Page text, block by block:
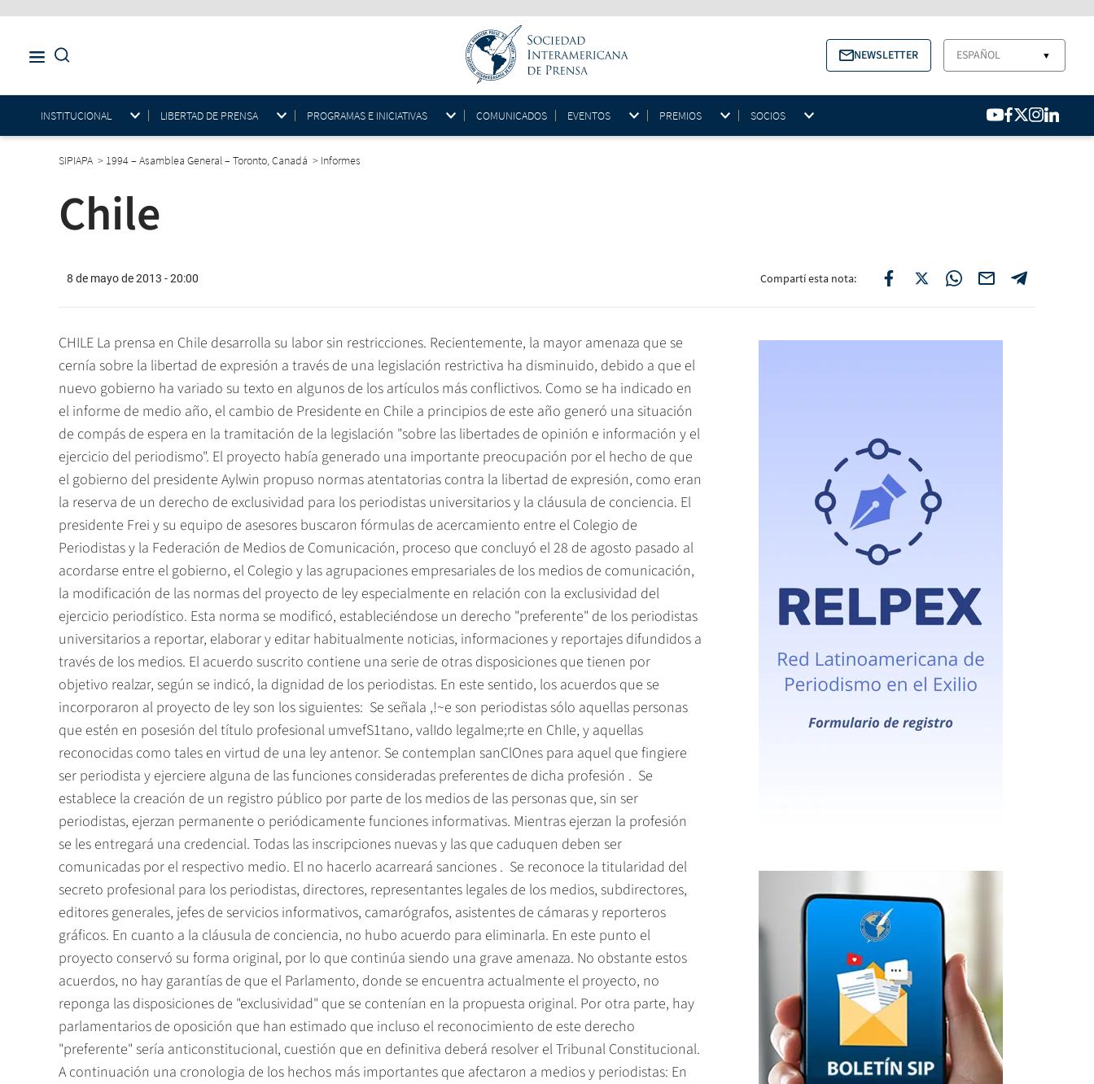
NEWSLETTER ESPAÑOL ▼
INSTITUCIONAL LIBERTAD DE PRENSA PROGRAMAS E INICIATIVAS COMUNICADOS EVENTOS PREMIOS SOCIOS
SIPIAPA > 1994 – Asamblea General – Toronto, Canadá > Informes
Chile
8 de mayo de 2013 - 20:00 Compartí esta nota:
CHILE La prensa en Chile desarrolla su labor sin restricciones. Recientemente, la mayor amenaza que se
cernía sobre la libertad de expresión a través de una legislación restrictiva ha disminuido, debido a que el
nuevo gobierno ha variado su texto en algunos de los artículos más conflictivos. Como se ha indicado en
el informe de medio año, el cambio de Presidente en Chile a principios de este año generó una situación
de compás de espera en la tramitación de la legislación "sobre las libertades de opinión e información y el
ejercicio del periodismo". El proyecto había generado una importante preocupación por el hecho de que
el gobierno del presidente Aylwin propuso normas atentatorias contra la libertad de expresión, como eran
la reserva de un derecho de exclusividad para los periodistas universitarios y la cláusula de conciencia. El
presidente Frei y su equipo de asesores buscaron fórmulas de acercamiento entre el Colegio de
Periodistas y la Federación de Medios de Comunicación, proceso que concluyó el 28 de agosto pasado al
acordarse entre el gobierno, el Colegio y las agrupaciones empresariales de los medios de comunicación,
la modificación de las normas del proyecto de ley especialmente en relación con la exclusividad del
ejercicio periodístico. Esta norma se modificó, estableciéndose un derecho "preferente" de los periodistas
universitarios a reportar, elaborar y editar habitualmente noticias, informaciones y reportajes difundidos a
través de los medios. El acuerdo suscrito contiene una serie de otras disposiciones que tienen por
objetivo realzar, según se indicó, la dignidad de los periodistas. En este sentido, los acuerdos que se
incorporaron al proyecto de ley son los siguientes:  Se señala ,!~e son periodistas sólo aquellas personas
que estén en posesión del título profesional umvefS1tano, valIdo legalme;rte en ChIle, y aquellas
reconocidas como tales en virtud de una ley antenor. Se contemplan sanClOnes para aquel que fingiere
ser periodista y ejerciere alguna de las funciones consideradas preferentes de dicha profesión .  Se
establece la creación de un registro público por parte de los medios de las personas que, sin ser
periodistas, ejerzan permanente o periódicamente funciones informativas. Mientras ejerzan la profesión
se les entregará una credencial. Todas las inscripciones nuevas y las que caduquen deben ser
comunicadas por el respectivo medio. El no hacerlo acarreará sanciones .  Se reconoce la titularidad del
secreto profesional para los periodistas, directores, representantes legales de los medios, subdirectores,
editores generales, jefes de servicios informativos, camarógrafos, asistentes de cámaras y reporteros
gráficos. En cuanto a la cláusula de conciencia, no hubo acuerdo para eliminarla. En este punto el
proyecto conservó su forma original, por lo que continúa siendo una grave amenaza. No obstante estos
acuerdos, no hay garantías de que el Parlamento, donde se encuentra actualmente el proyecto, no
reponga las disposiciones de "exclusividad" que se contenían en la propuesta original. Por otra parte, hay
parlamentarios de oposición que han estimado que incluso el reconocimiento de este derecho
"preferente" sería anticonstitucional, cuestión que en definitiva deberá resolver el Tribunal Constitucional.
A continuación una cronologia de los hechos más importantes que afectaron a medios y periodistas: En